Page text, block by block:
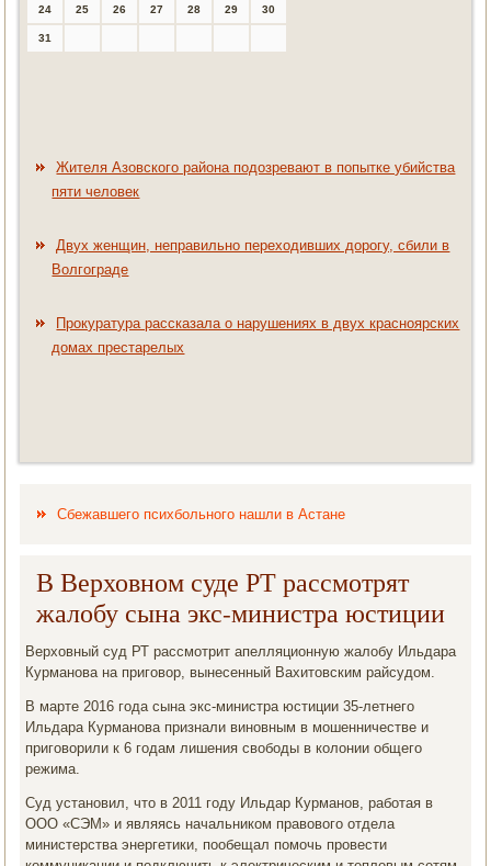
24 25 26 27 28 29 30
31
Жителя Азовского района подозревают в попытке убийства
пяти человек
Двух женщин, неправильно переходивших дорогу, сбили в
Волгограде
Прокуратура рассказала о нарушениях в двух красноярских
домах престарелых
Сбежавшего психбольного нашли в Астане
В Верховном суде РТ рассмотрят
жалобу сына экс-министра юстиции
Верховный суд РТ рассмотрит апелляционную жалобу Ильдара
Курманова на приговор, вынесенный Вахитовским райсудом.
В марте 2016 года сына экс-министра юстиции 35-летнего
Ильдара Курманова признали виновным в мошенничестве и
приговорили к 6 годам лишения свободы в колонии общего
режима.
Суд установил, что в 2011 году Ильдар Курманов, работая в
ООО «СЭМ» и являясь начальником правового отдела
министерства энергетики, по­обещал помочь провести